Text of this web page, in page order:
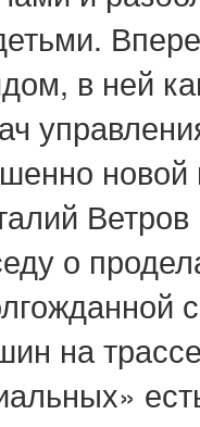
в ней
о
на